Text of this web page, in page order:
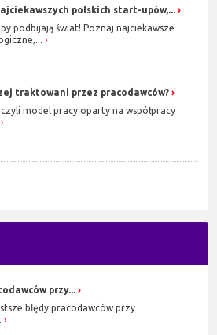
polskich start-upów,...
podbijają świat! Poznaj najciekawsze
traktowani przez pracodawców?
model pracy oparty na współpracy
przy...
błędy pracodawców przy